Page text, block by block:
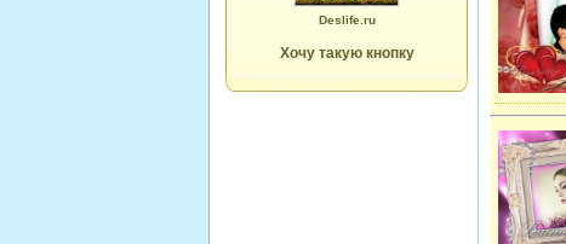
Deslife.ru
Хочу такую кнопку